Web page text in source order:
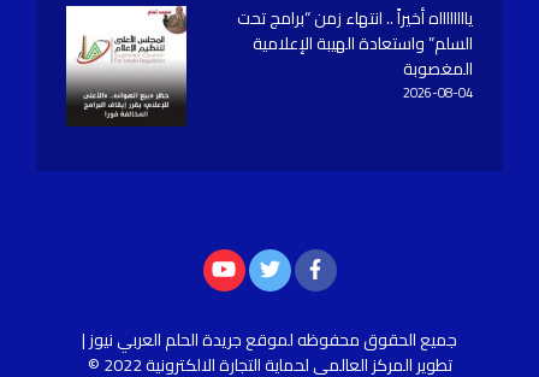
يااااااااه أخيراً .. انتهاء زمن “برامج تحت
السلم” واستعادة الهيبة الإعلامية
المغصوبة
2026-08-04
جميع الحقوق محفوظهلموقع جريدة الحلم العربي نيوز |
تطويرالمركز العالمي لحماية التجارة الالكترونية2022 ©